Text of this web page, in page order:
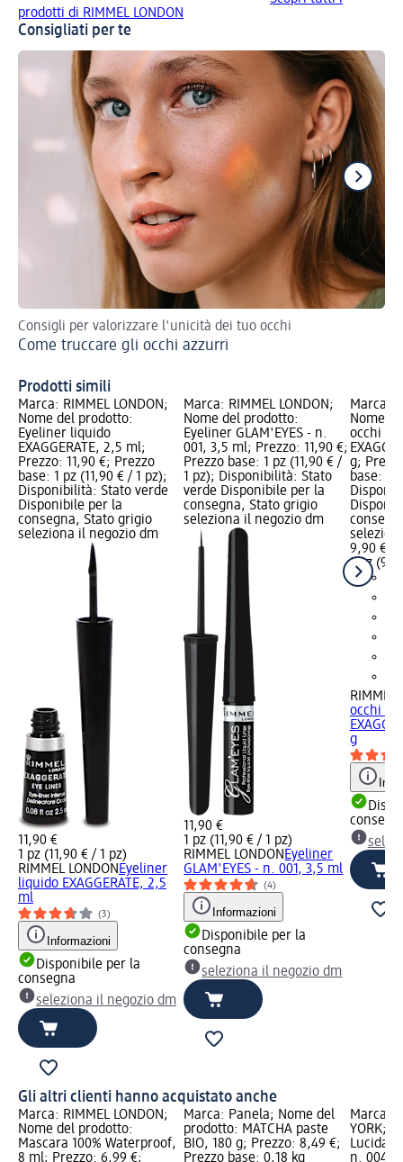
prodotti di RIMMEL LONDON
Consigliati per te
Consigli per valorizzare l'unicità dei tuo occhi
Come truccare gli occhi azzurri
Prodotti simili
Marca: RIMMEL LONDON;
Nome del prodotto:
Eyeliner liquido
EXAGGERATE, 2,5 ml;
Prezzo: 11,90 €; Prezzo
base: 1 pz (11,90 € / 1 pz);
Disponibilità: Stato verde
Disponibile per la
consegna, Stato grigio
seleziona il negozio dm
11,90 €
1 pz (11,90 € / 1 pz)
RIMMEL LONDON Eyeliner
liquido EXAGGERATE, 2,5
ml
(3)
Informazioni
Disponibile per la
consegna
seleziona il negozio dm
Marca: RIMMEL LONDON;
Nome del prodotto:
Eyeliner GLAM'EYES - n.
001, 3,5 ml; Prezzo: 11,90 €;
Prezzo base: 1 pz (11,90 € /
1 pz); Disponibilità: Stato
verde Disponibile per la
consegna, Stato grigio
seleziona il negozio dm
11,90 €
1 pz (11,90 € / 1 pz)
RIMMEL LONDON Eyeliner
GLAM'EYES - n. 001, 3,5 ml
(4)
Informazioni
Disponibile per la
consegna
seleziona il negozio dm
Marca:
Nome
occhi
g;
base: 1
9,90 €
1 pz
RIMMEL
occhi
g
Gli altri clienti hanno acquistato anche
Marca: RIMMEL LONDON;
Nome del prodotto:
Mascara 100% Waterproof,
8 ml; Prezzo: 6,99 €;
Marca: Panela; Nome del
prodotto: MATCHA paste
BIO, 180 g; Prezzo: 8,49 €;
Prezzo base: 0,18 kg
Marca:
YORK;
n. 004,